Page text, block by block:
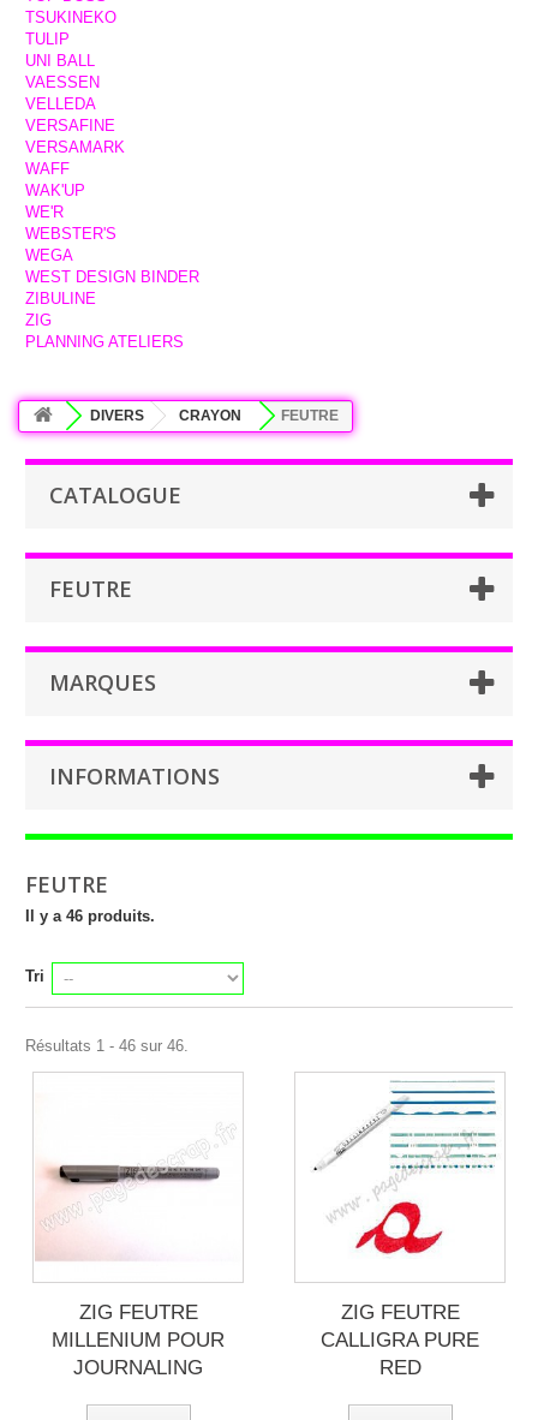
TSUKINEKO
TULIP
UNI BALL
VAESSEN
VELLEDA
VERSAFINE
VERSAMARK
WAFF
WAK'UP
WE'R
WEBSTER'S
WEGA
WEST DESIGN BINDER
ZIBULINE
ZIG
PLANNING ATELIERS
DIVERS CRAYON FEUTRE
CATALOGUE
FEUTRE
MARQUES
INFORMATIONS
FEUTRE
Il y a 46 produits.
Tri
Résultats 1 - 46 sur 46.
ZIG FEUTRE
MILLENIUM POUR
JOURNALING
ZIG FEUTRE
CALLIGRA PURE
RED